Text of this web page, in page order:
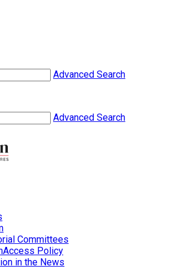
Advanced Search
Advanced Search
Committees
Policy
in the News